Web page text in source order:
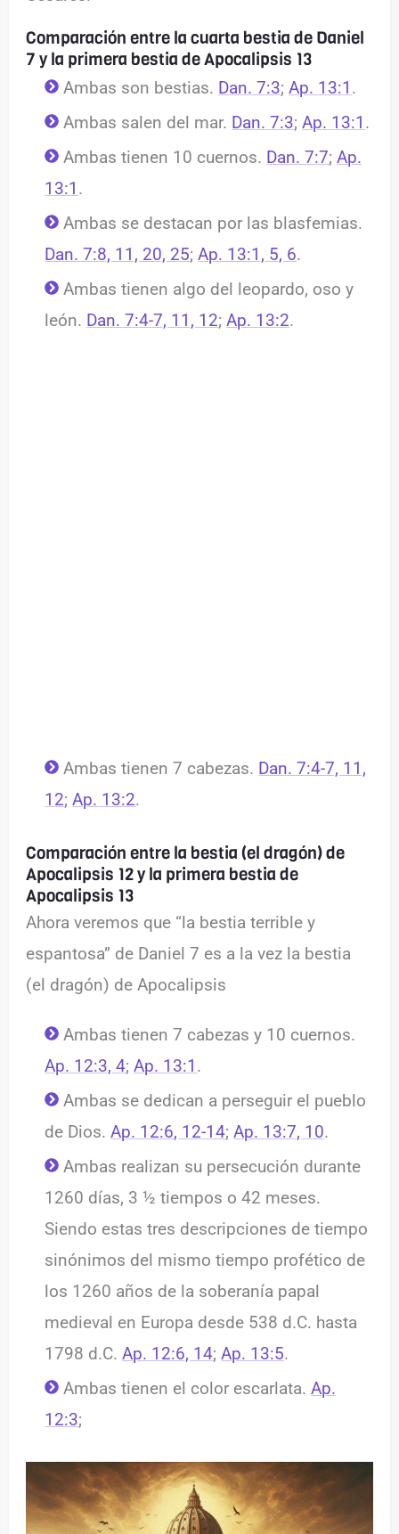
Comparación entre la cuarta bestia de Daniel
7 y la primera bestia de Apocalipsis 13
Ambas son bestias. Dan. 7:3;Ap. 13:1 .
Ambas salen del mar. Dan. 7:3;Ap. 13:1 .
Ambas tienen 10 cuernos. Dan. 7:7;Ap.
13:1 .
Ambas se destacan por las blasfemias.
Dan. 7:8, 11, 20, 25;Ap. 13:1, 5, 6.
Ambas tienen algo del leopardo, oso y
león. Dan. 7:4-7, 11, 12;Ap. 13:2.
Ambas tienen 7 cabezas. Dan. 7:4-7, 11,
12;Ap. 13:2.
Comparación entre la bestia (el dragón) de
Apocalipsis 12 y la primera bestia de
Apocalipsis 13
Ahora veremos que “la bestia terrible y
espantosa” de Daniel 7 es a la vez la bestia
(el dragón) de Apocalipsis
Ambas tienen 7 cabezas y 10 cuernos.
Ap. 12:3, 4;Ap. 13:1 .
Ambas se dedican a perseguir el pueblo
de Dios.Ap. 12:6, 12-14;Ap. 13:7, 10.
Ambas realizan su persecución durante
1260 días, 3 ½ tiempos o 42 meses.
Siendo estas tres descripciones de tiempo
sinónimos del mismo tiempo profético de
los 1260 años de la soberanía papal
medieval en Europa desde 538 d.C. hasta
1798 d.C.Ap. 12:6, 14;Ap. 13:5.
Ambas tienen el color escarlata.Ap.
12:3;